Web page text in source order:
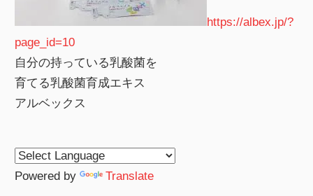
https://albex.jp/?
page_id=10
自分の持っている乳酸菌を
育てる乳酸菌育成エキス
アルベックス
Powered by Translate